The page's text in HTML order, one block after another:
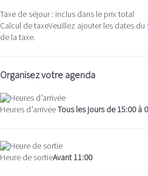
Taxe de séjour : inclus dans le prix total
Calcul de taxeVeuillez ajouter les dates
de la taxe.
Organisez votre agenda
Heures d’arrivéeTous les jours de 15:00 à
Heure de sortieAvant 11:00